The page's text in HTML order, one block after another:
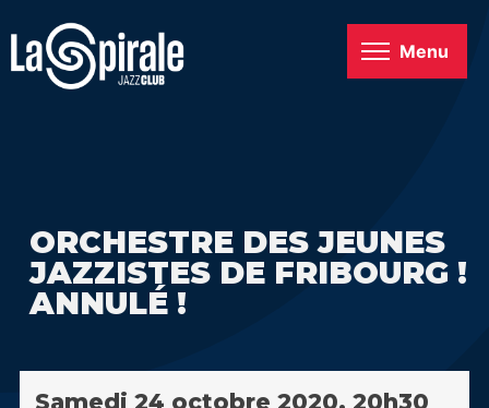
Menu
ORCHESTRE DES JEUNES
JAZZISTES DE FRIBOURG !
ANNULÉ !
Samedi 24 octobre 2020, 20h30